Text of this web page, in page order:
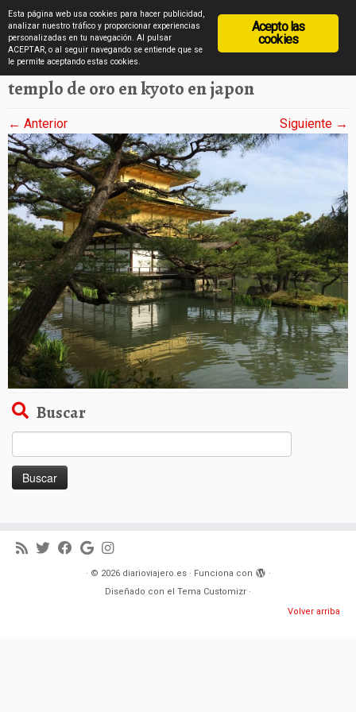
Saltar
al
contenido
diarioviajero.es
Inicio » Japón en imágenes » templo de oro en kyoto en japon
templo de oro en kyoto en japon
← Anterior Siguiente →
Buscar
· © 2026 diarioviajero.es· Funciona con
·
Diseñado con el Tema Customizr ·
Volver arriba
Acepto las
cookies
Esta página web usa cookies para hacer publicidad,
analizar nuestro tráfico y proporcionar experiencias
personalizadas en tu navegación. Al pulsar
ACEPTAR, o al seguir navegando se entiende que se
le permite aceptando estas cookies.